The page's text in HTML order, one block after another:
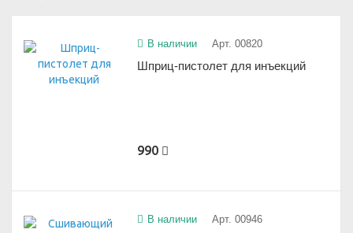
В наличии Арт. 00820
Шприц-пистолет для инъекций
990
В наличии Арт. 00946